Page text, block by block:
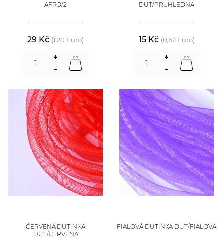
AFRO/2
29 Kč (1,20 Euro)
DUT/PRUHLEDNA
15 Kč (0,62 Euro)
ČERVENÁ DUTINKA
DUT/CERVENA
FIALOVÁ DUTINKA DUT/FIALOVA